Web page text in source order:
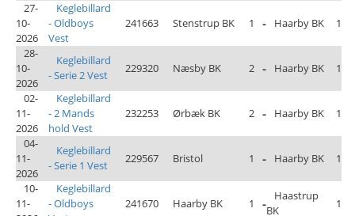
27-
10-
2026
Keglebillard
- Oldboys
Vest
241663 Stenstrup BK 1 - Haarby BK 1
28-
10-
2026
Keglebillard
- Serie 2 Vest
229320 Næsby BK 2 - Haarby BK 1
02-
11-
2026
Keglebillard
- 2 Mands
hold Vest
232253 Ørbæk BK 2 - Haarby BK 1
04-
11-
2026
Keglebillard
- Serie 1 Vest
229567 Bristol 1 - Haarby BK 1
10-
11-
Keglebillard
- Oldboys
241670 Haarby BK 1 -
Haastrup
BK
1